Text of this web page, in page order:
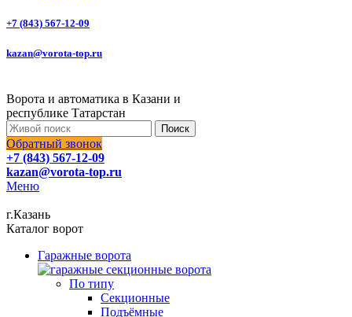
+7 (843) 567-12-09
kazan@vorota-top.ru
Ворота и автоматика в Казани и
республике Татарстан
Поиск
Обратный звонок
+7 (843) 567-12-09
kazan@vorota-top.ru
Меню
г.Казань
Каталог ворот
Гаражные ворота
По типу
Секционные
Подъёмные